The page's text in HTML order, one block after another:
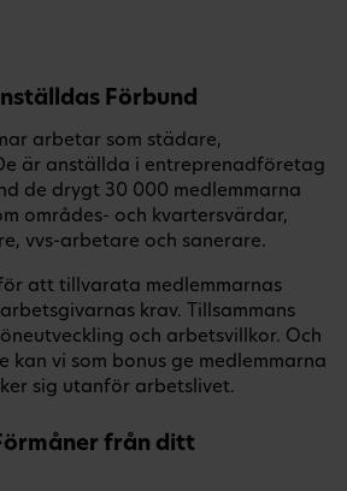
Förbund
arbetar som städare,
är anställda i entreprenadföretag
de drygt 30 000 medlemmarna
områdes- och kvartersvärdar,
vvs-arbetare och sanerare.
att tillvarata medlemmarnas
krav. Tillsammans
och arbetsvillkor. Och
kan vi som bonus ge medlemmarna
sig utanför arbetslivet.
från ditt